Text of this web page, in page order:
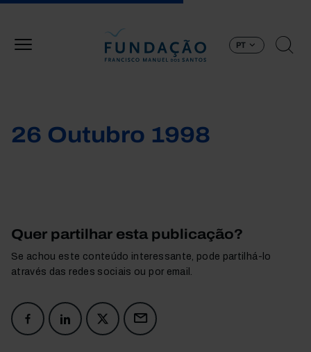
PT
26 Outubro 1998
Quer partilhar esta publicação?
Se achou este conteúdo interessante, pode partilhá-lo
através das redes sociais ou por email.